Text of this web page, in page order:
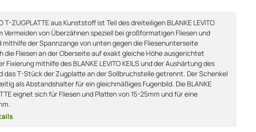
T-ZUGPLATTE aus Kunststoff ist Teil des dreiteiligen BLANKE LEVITO
Vermeiden von Überzähnen speziell bei großformatigen Fliesen und
mithilfe der Spannzange von unten gegen die Fliesenunterseite
die Fliesen an der Oberseite auf exakt gleiche Höhe ausgerichtet
Fixierung mithilfe des BLANKE LEVITO KEILS und der Aushärtung des
das T-Stück der Zugplatte an der Sollbruchstelle getrennt. Der Schenkel
als Abstandshalter für ein gleichmäßiges Fugenbild. Die BLANKE
eignet sich für Fliesen und Platten von 15-25mm und für eine